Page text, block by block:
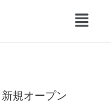
メ
ニ
規オープン